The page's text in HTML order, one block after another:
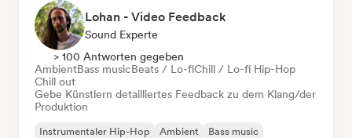
Lohan - Video Feedback
Sound Experte
> 100 Antworten gegeben
AmbientBass musicBeats / Lo-fiChill / Lo-fi Hip-Hop
Chill out
Gebe Künstlern detailliertes Feedback zu dem Klang/der
Produktion
Instrumentaler Hip-Hop Ambient
Bass music